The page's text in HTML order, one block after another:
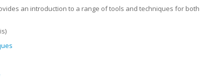
an introduction to a range of tools and techniques for